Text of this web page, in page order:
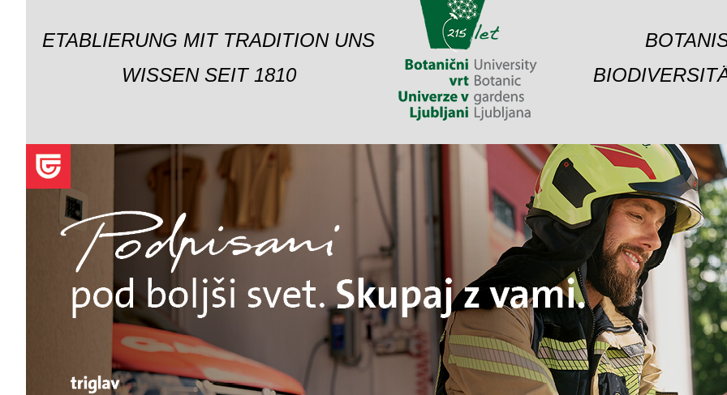
ETABLIERUNG MIT TRADITION UNS
WISSEN SEIT 1810